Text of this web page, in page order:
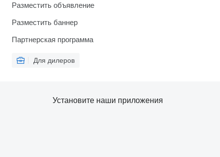
Разместить объявление
Разместить баннер
Партнерская программа
Для дилеров
Установите наши приложения